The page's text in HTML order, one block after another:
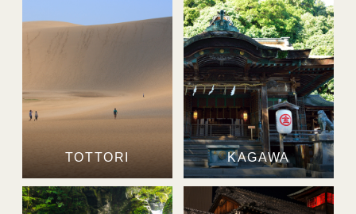
TOTTORI KAGAWA